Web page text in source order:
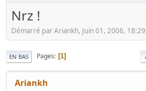
Nrz !
Démarré par Ariankh, Juin 01, 2006,
EN BAS Pages 1
Ariankh